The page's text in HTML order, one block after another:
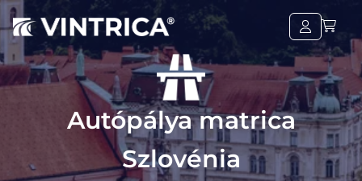
Autópálya matrica
Szlovénia